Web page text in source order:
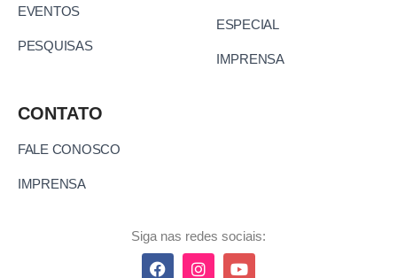
EVENTOS
PESQUISAS
ESPECIAL
IMPRENSA
CONTATO
FALE CONOSCO
IMPRENSA
Siga nas redes sociais: